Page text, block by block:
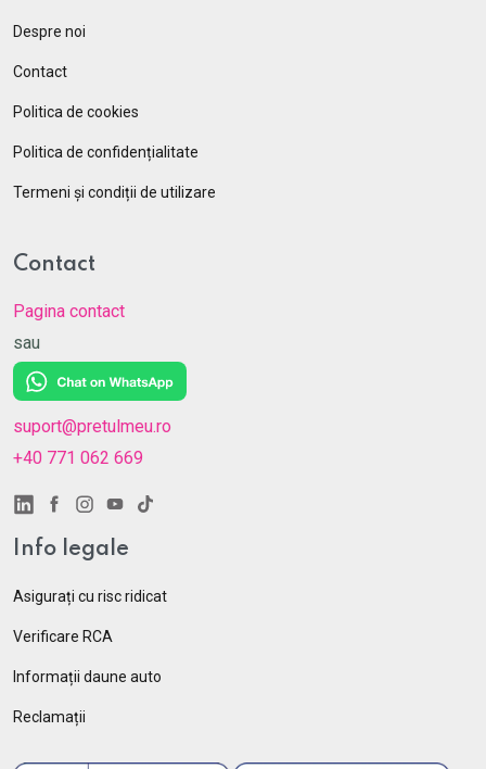
Despre noi
Contact
Politica de cookies
Politica de confidențialitate
Termeni și condiții de utilizare
Contact
Pagina contact
sau
suport@pretulmeu.ro
+40 771 062 669
Info legale
Asigurați cu risc ridicat
Verificare RCA
Informații daune auto
Reclamații